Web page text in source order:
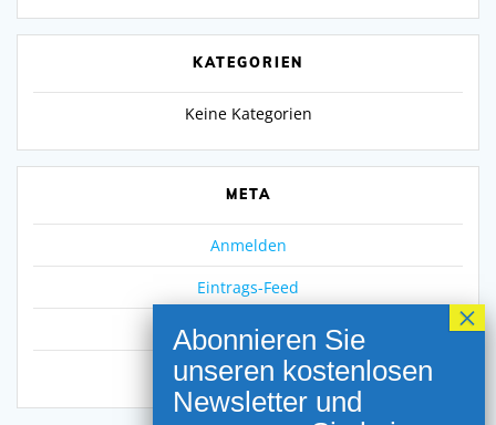
KATEGORIEN
Keine Kategorien
META
Anmelden
Eintrags-Feed
Kommentar-Feed
WordPress.org